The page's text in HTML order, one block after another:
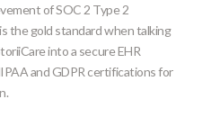
of SOC 2 Type 2
the gold standard when talking
into a secure EHR
and GDPR certifications for